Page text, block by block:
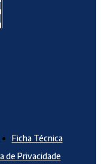
Ficha Técnica
de Privacidade